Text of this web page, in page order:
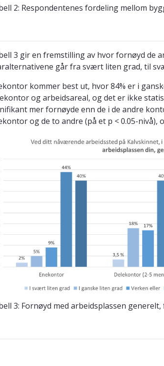
2: Respondentenes fordeling mellom
3 gir en fremstilling av hvor fornøyd de
går fra svært liten grad, til
kommer best ut, hvor 84% er i
og arbeidsareal, og det er ikke
mer fornøyde enn de i de andre
og de to andre (på et p < 0.05-
3: Fornøyd med arbeidsplassen